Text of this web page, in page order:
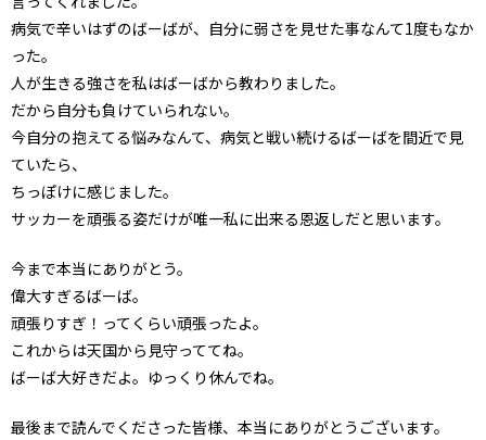
病気で辛いはずのばーばが、自分に弱さを見せた事なんて1度もなか
った。
人が生きる強さを私はばーばから教わりました。
だから自分も負けていられない。
今自分の抱えてる悩みなんて、病気と戦い続けるばーばを間近で見
ていたら、
ちっぽけに感じました。
サッカーを頑張る姿だけが唯一私に出来る恩返しだと思います。
今まで本当にありがとう。
偉大すぎるばーば。
頑張りすぎ！ってくらい頑張ったよ。
これからは天国から見守っててね。
ばーば大好きだよ。ゆっくり休んでね。
最後まで読んでくださった皆様、本当にありがとうございます。